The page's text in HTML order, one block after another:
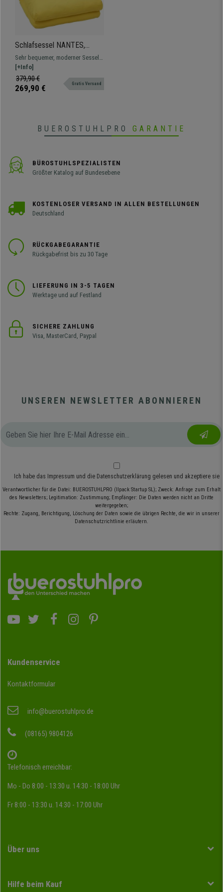
Schlafsessel NANTES,
bequem gepolstert,
praktisch und komfortabel,
Stoffbezug, Farbe Gelb
Sehr bequemer, moderner Sessel,
einfach in Bett verwandelbar, in
vielen verschiedenen Farben
[+Info]
379,90 €
269,90 € Gratis Versand
BUEROSTUHLPRO GARANTIE
BÜROSTUHLSPEZIALISTEN
Größter Katalog auf Bundesebene
KOSTENLOSER VERSAND IN ALLEN BESTELLUNGEN
Deutschland
RÜCKGABEGARANTIE
Rückgabefrist bis zu 30 Tage
LIEFERUNG IN 3-5 TAGEN
Werktage und auf Festland
SICHERE ZAHLUNG
Visa, MasterCard, Paypal
UNSEREN NEWSLETTER ABONNIEREN
Ich habe das Impressum und die Datenschutzerklärung gelesen und akzeptiere sie
Verantwortlicher für die Datei: BUEROSTUHLPRO (Ilpack Startup SL); Zweck: Anfrage zum Erhalt
des Newsletters; Legitimation: Zustimmung; Empfänger: Die Daten werden nicht an Dritte
weitergegeben;
Rechte: Zugang, Berichtigung, Löschung der Daten sowie die übrigen Rechte, die wir in unserer
Datenschutzrichtlinie erläutern.
Kundenservice
Kontaktformular
info@buerostuhlpro.de
(08165) 9804126
Telefonisch erreichbar:
Mo - Do 8:00 - 13:30 u. 14:30 - 18:00 Uhr
Fr 8:00 - 13:30 u. 14:30 - 17:00 Uhr
Über uns
Hilfe beim Kauf